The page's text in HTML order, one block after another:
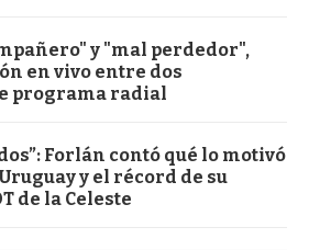
y "mal perdedor",
en vivo entre dos
programa radial
Forlán contó qué lo motivó
y el récord de su
de la Celeste